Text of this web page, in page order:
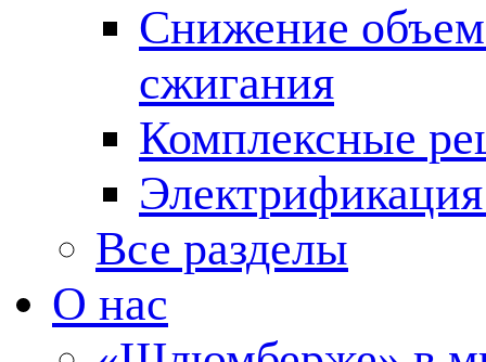
Снижение
сжигания
Комплексные
Все разделы
О нас